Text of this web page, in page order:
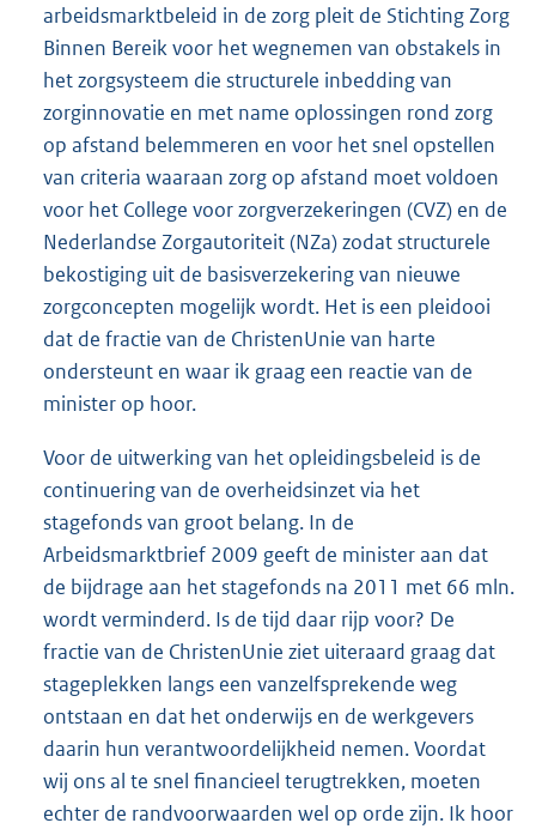
arbeidsmarktbeleid in de zorg pleit de Stichting Zorg
Binnen Bereik voor het wegnemen van obstakels in
het zorgsysteem die structurele inbedding van
zorginnovatie en met name oplossingen rond zorg
op afstand belemmeren en voor het snel opstellen
van criteria waaraan zorg op afstand moet voldoen
voor het College voor zorgverzekeringen (CVZ) en de
Nederlandse Zorgautoriteit (NZa) zodat structurele
bekostiging uit de basisverzekering van nieuwe
zorgconcepten mogelijk wordt. Het is een pleidooi
dat de fractie van de ChristenUnie van harte
ondersteunt en waar ik graag een reactie van de
minister op hoor.
Voor de uitwerking van het opleidingsbeleid is de
continuering van de overheidsinzet via het
stagefonds van groot belang. In de
Arbeidsmarktbrief 2009 geeft de minister aan dat
de bijdrage aan het stagefonds na 2011 met 66 mln.
wordt verminderd. Is de tijd daar rijp voor? De
fractie van de ChristenUnie ziet uiteraard graag dat
stageplekken langs een vanzelfsprekende weg
ontstaan en dat het onderwijs en de werkgevers
daarin hun verantwoordelijkheid nemen. Voordat
wij ons al te snel financieel terugtrekken, moeten
echter de randvoorwaarden wel op orde zijn. Ik hoor